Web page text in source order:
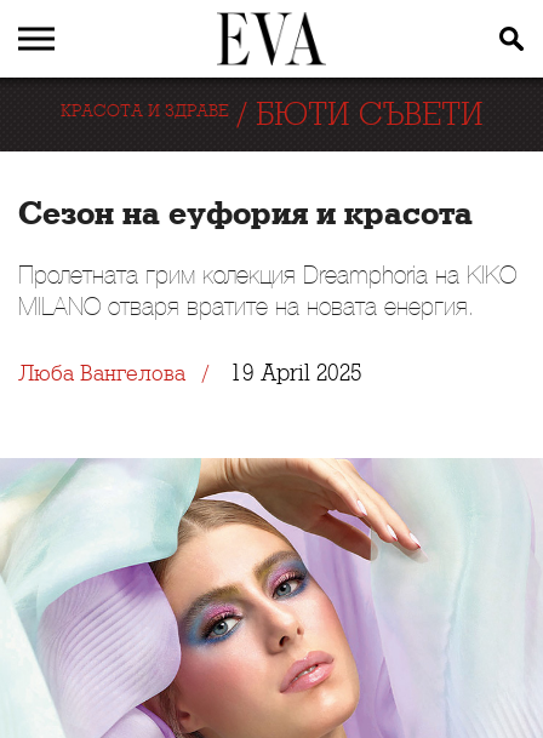
КРАСОТА И ЗДРАВЕ/ БЮТИ СЪВЕТИ
Сезон на еуфория и красота
Пролетната грим колекция Dreamphoria на KIKO
MILANO отваря вратите на новата енергия.
Люба Вангелова 19 April 2025